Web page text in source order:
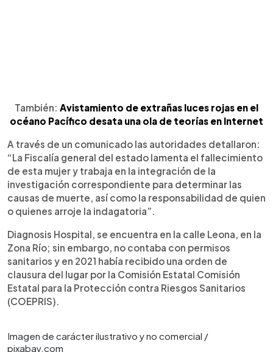
También: Avistamiento de extrañas luces rojas en el
océano Pacífico desata una ola de teorías en Internet
A través de un comunicado las autoridades detallaron:
“La Fiscalía general del estado lamenta el fallecimiento
de esta mujer y trabaja en la integración de la
investigación correspondiente para determinar las
causas de muerte, así como la responsabilidad de quien
o quienes arroje la indagatoria”.
Diagnosis Hospital, se encuentra en la calle Leona, en la
Zona Río; sin embargo, no contaba con permisos
sanitarios y en 2021 había recibido una orden de
clausura del lugar por la Comisión Estatal Comisión
Estatal para la Protección contra Riesgos Sanitarios
(COEPRIS).
Imagen de carácter ilustrativo y no comercial /
pixabay.com